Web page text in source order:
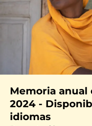
Memoria anual
2024 -
idiomas